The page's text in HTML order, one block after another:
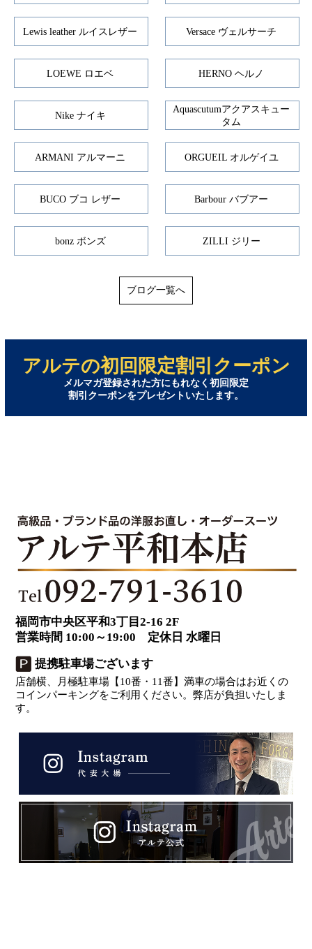
Lewis leather ルイスレザー Versace ヴェルサーチ
LOEWE ロエベ HERNO ヘルノ
Nike ナイキ
Aquascutumアクアスキュー
タム
ARMANI アルマーニ ORGUEIL オルゲイユ
BUCO ブコ レザー Barbour バブアー
bonz ボンズ ZILLI ジリー
ブログ一覧へ
アルテの初回限定割引クーポン
メルマガ登録された方にもれなく初回限定
割引クーポンをプレゼントいたします。
福岡市中央区平和3丁目2-16 2F
営業時間 10:00～19:00 定休日 水曜日
提携駐車場ございます
店舗横、月極駐車場【10番・11番】満車の場合はお近くの
コインパーキングをご利用ください。弊店が負担いたしま
す。